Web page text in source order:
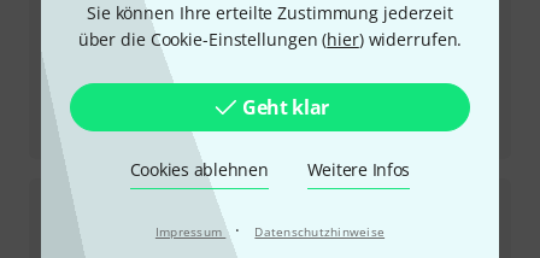
Sie können Ihre erteilte Zustimmung jederzeit
über die Cookie-Einstellungen (hier) widerrufen.
Geht klar
Cookies ablehnen Weitere Infos
Impressum · Datenschutzhinweise
Testbericht
California II TM4 RW 3TS HCAR